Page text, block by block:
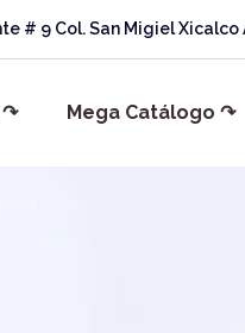
# 9 Col. San Migiel Xicalco
↷ Mega Catálogo ↷